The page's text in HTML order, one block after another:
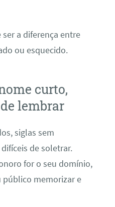
a diferença entre
ou esquecido.
curto,
lembrar
siglas sem
de soletrar.
for o seu domínio,
público memorizar e